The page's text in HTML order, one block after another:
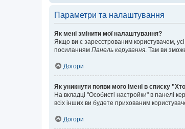
Параметри та налаштування
Як мені змінити мої налаштування?
Якщо ви є зареєстрованим користувачем,
посиланням Панель керування . Там ви
Догори
Як уникнути появи мого імені в списку
На вкладці "Особисті настройки" в панелі
всіх інших ви будете прихованим
Догори